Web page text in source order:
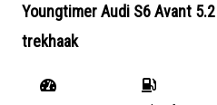
Youngtimer Audi S6 Avant
trekhaak